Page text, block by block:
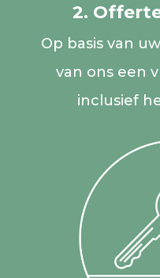
2.
Op basis van
van ons een
inclusief